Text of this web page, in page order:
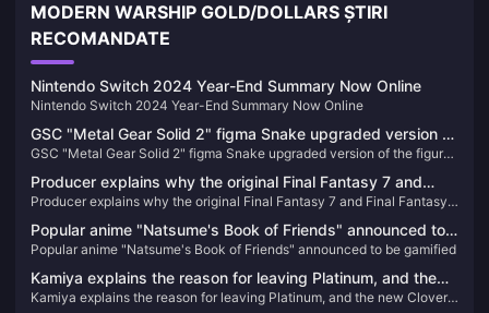
MODERN WARSHIP GOLD/DOLLARS ȘTIRI
RECOMANDATE
Nintendo Switch 2024 Year-End Summary Now Online
Nintendo Switch 2024 Year-End Summary Now Online
GSC "Metal Gear Solid 2" figma Snake upgraded version of
the figure is now available for order
GSC "Metal Gear Solid 2" figma Snake upgraded version of the figure
Producer explains why the original Final Fantasy 7 and
Final Fantasy 8 used 3-player combat
Producer explains why the original Final Fantasy 7 and Final Fantasy 8
Popular anime "Natsume's Book of Friends" announced to
be gamified
Popular anime "Natsume's Book of Friends" announced to be gamified
Kamiya explains the reason for leaving Platinum, and the
new Clover Studio business is jointly developed
Kamiya explains the reason for leaving Platinum, and the new Clover